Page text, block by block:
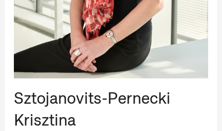
Sztojanovits-Pernecki
Krisztina